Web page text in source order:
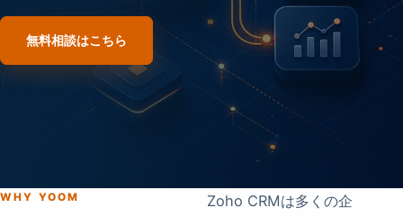
無料相談はこちら
WHY YOOM
Zoho CRMは多くの企